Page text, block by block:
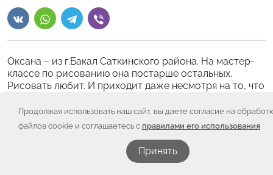
Продолжая использовать наш сайт, вы даете согласие на
файлов cookie и соглашаетесь с правилами его использования
Принять
Оксана – из г.Бакал Саткинского района. На мастер-
классе по рисованию она постарше остальных.
Рисовать любит. И приходит даже несмотря на то, что
Конечно, Оксане подбирают задания индивидуально –
посложнее, так как у нее замечательно получается и
Оксана совершенствует свои навыки из раза в раз.
Мастера её запомнили и хвалят, отмечают успехи!